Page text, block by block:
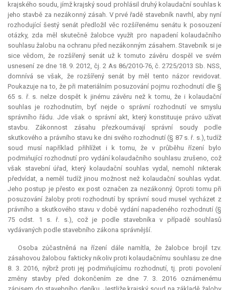
krajského soudu, jímž krajský soud prohlásil druhý kolaudační souhlas k
jeho stavbě za nezákonný zásah. V prvé řadě stavebník navrhl, aby nyní
rozhodující šestý senát předložil věc rozšířenému senátu k posouzení
otázky, zda měl skutečně žalobce využít pro napadení kolaudačního
souhlasu žalobu na ochranu před nezákonným zásahem. Stavebník si je
sice vědom, že rozšířený senát už k tomuto závěru dospěl ve svém
usnesení ze dne 18. 9. 2012, čj. 2 As 86/2010-76, č. 2725/2013 Sb. NSS,
domnívá se však, že rozšířený senát by měl tento názor revidovat.
Poukazuje na to, že při materiálním posuzování pojmu rozhodnutí dle §
65 s. ř. s. nelze dospět k jinému závěru než k tomu, že i kolaudační
souhlas je rozhodnutím, byť nejde o správní rozhodnutí ve smyslu
správního řádu. Jde však o správní akt, který konstituuje právo užívat
stavbu. Zákonnost zásahu přezkoumávají správní soudy podle
skutkového a právního stavu ke dni svého rozhodnutí (§ 87 s. ř. s.), tudíž
soud musí například přihlížet i k tomu, že v průběhu řízení bylo
podmiňující rozhodnutí pro vydání kolaudačního souhlasu zrušeno, což
však stavební úřad, který kolaudační souhlas vydal, nemohl nikterak
předvídat, a neměl tudíž jinou možnost než kolaudační souhlas vydat.
Jeho postup je přesto ex post označen za nezákonný. Oproti tomu při
posuzování žaloby proti rozhodnutí by správní soud musel vycházet z
právního a skutkového stavu v době vydání napadeného rozhodnutí (§
75 odst. 1 s. ř. s.), což je podle stavebníka v případě souhlasů
vydávaných podle stavebního zákona správnější.
Osoba zúčastněná na řízení dále namítla, že žalobce brojil tzv.
zásahovou žalobou fakticky nikoliv proti kolaudačnímu souhlasu ze dne
8. 3. 2016, nýbrž proti jej podmiňujícímu rozhodnutí, tj. proti povolení
změny stavby před dokončením ze dne 7. 3. 2016 oznámenému